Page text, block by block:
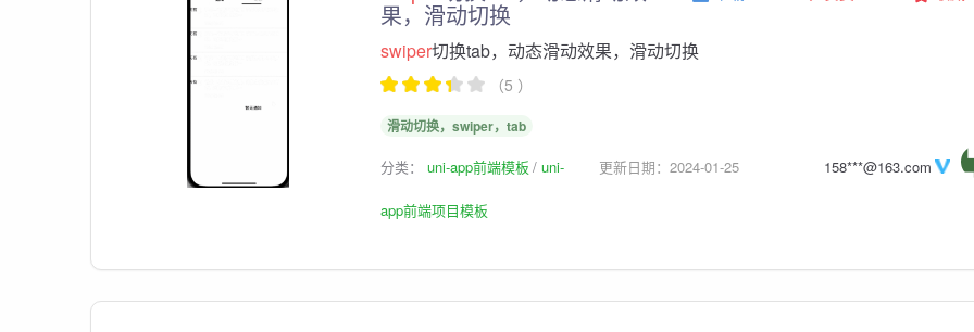
果，滑动切换
swiper切换tab，动态滑动效果，滑动切换
（5 ）
滑动切换，swiper，tab
分类： uni-app前端模板 uni-
app前端项目模板
更新日期：2024-01-25 158***@163.com